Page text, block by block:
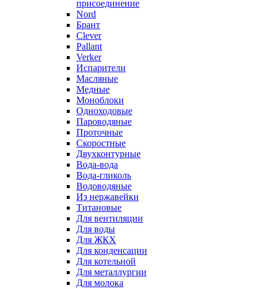
присоединение
Nord
Брант
Clever
Pallant
Verker
Испарители
Масляные
Медные
Моноблоки
Одноходовые
Пароводяные
Проточные
Скоростные
Двухконтурные
Вода-вода
Вода-гликоль
Водоводяные
Из нержавейки
Титановые
Для вентиляции
Для воды
Для ЖКХ
Для конденсации
Для котельной
Для металлургии
Для молока